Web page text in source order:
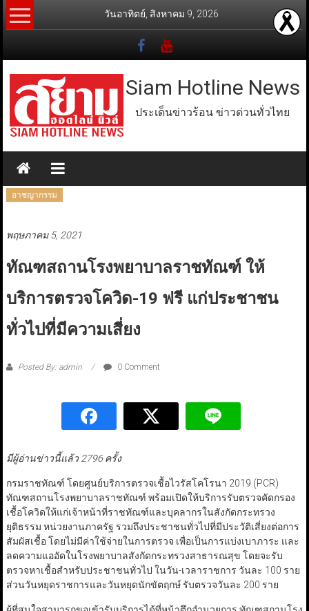
Skip
to
วันอาทิตย์, สิงหาคม 9, 2026
Siam Hotline News
ประเด็นข่าวร้อน ข่าวด่วนทั่วไทย
อาชญากรรม
พฤษภาคม 5, 2021
ทัณฑสถานโรงพยาบาลราชทัณฑ์ ให้
บริการตรวจโควิด-19 ฟรี แก่ประชาชน
ทั่วไปที่มีความเสี่ยง
Posted By: admin 0 Comment
มีผู้อ่านข่าวนี้แล้ว 2796 ครั้ง
กรมราชทัณฑ์ โดยศูนย์บริการตรวจเชื้อไวรัสโคโรนา 2019 (PCR)
ทัณฑสถานโรงพยาบาลราชทัณฑ์ พร้อมเปิดให้บริการรับตรวจคัดกรอง
เชื้อโควิดให้แก่เจ้าหน้าที่ราชทัณฑ์และบุคลากรในสังกัดกระทรวง
ยุติธรรม หน่วยงานภาครัฐ รวมถึงประชาชนทั่วไปที่มีประวัติเสี่ยงต่อการ
สัมผัสเชื้อ โดยไม่มีค่าใช้จ่ายในการตรวจ เพื่อเป็นการแบ่งเบาภาระ และ
ลดความแออัดในโรงพยาบาลสังกัดกระทรวงสาธารณสุข โดยจะรับ
ตรวจหาเชื้อสำหรับประชาชนทั่วไป ในวัน-เวลาราชการ วันละ 100 ราย
ส่วนวันหยุดราชการและวันหยุดนักขัตฤกษ์ รับตรวจวันละ 200 ราย